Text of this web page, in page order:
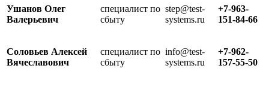
Ушанов Олег
Валерьевич
специалист по
сбыту
step@test-
systems.ru
+7-963-
151-84-66
Соловьев Алексей
Вячеславович
специалист по
сбыту
info@test-
systems.ru
+7-962-
157-55-50